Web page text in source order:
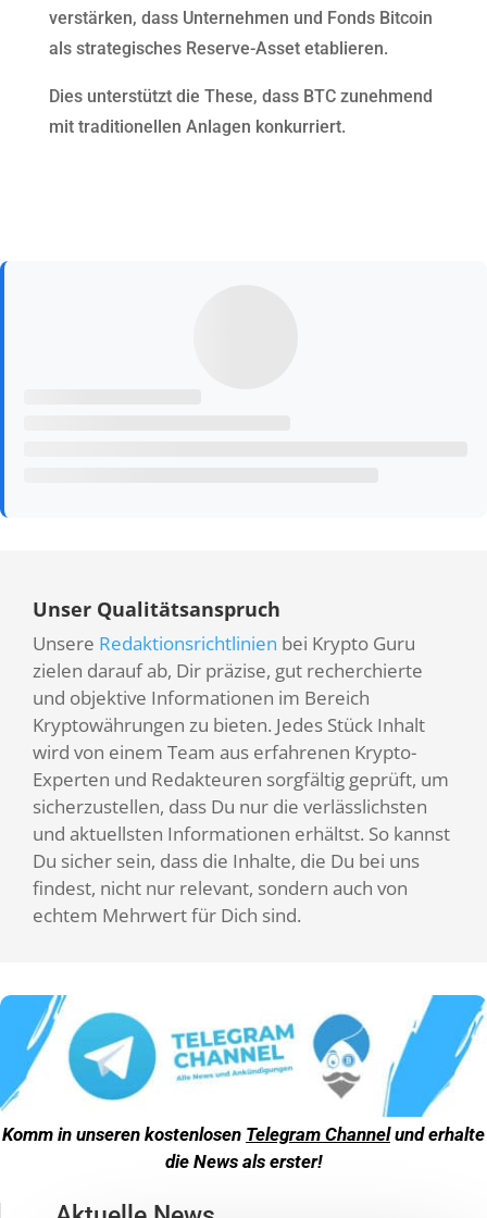
verstärken, dass Unternehmen und Fonds Bitcoin
als strategisches Reserve-Asset etablieren.
Dies unterstützt die These, dass BTC zunehmend
mit traditionellen Anlagen konkurriert.
Unser Qualitätsanspruch
Unsere Redaktionsrichtlinien bei Krypto Guru
zielen darauf ab, Dir präzise, gut recherchierte
und objektive Informationen im Bereich
Kryptowährungen zu bieten. Jedes Stück Inhalt
wird von einem Team aus erfahrenen Krypto-
Experten und Redakteuren sorgfältig geprüft, um
sicherzustellen, dass Du nur die verlässlichsten
und aktuellsten Informationen erhältst. So kannst
Du sicher sein, dass die Inhalte, die Du bei uns
findest, nicht nur relevant, sondern auch von
echtem Mehrwert für Dich sind.
Komm in unseren kostenlosen Telegram Channelund erhalte
die News als erster!